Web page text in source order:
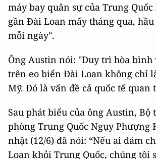
máy bay quân sự của Trung
gần Đài Loan mấy tháng qua,
mỗi ngày".
Ông Austin nói: "Duy trì hòa bình
trên eo biển Đài Loan không chỉ
Mỹ. Đó là vấn đề cả quốc tế quan
Sau phát biểu của ông Austin, Bộ
phòng Trung Quốc Ngụy Phượng
nhật (12/6) đã nói: “Nếu ai dám
Loan khỏi Trung Quốc, chúng tôi